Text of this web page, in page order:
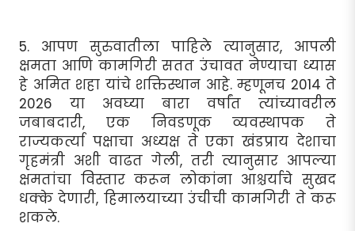
5. आपण सुरुवातीला पाहिले त्यानुसार, आपली
क्षमता आणि कामगिरी सतत उंचावत नेण्याचा ध्यास
हे अमित शहा यांचे शक्तिस्थान आहे. म्हणूनच 2014 ते
2026 या अवघ्या बारा वर्षांत त्यांच्यावरील
जबाबदारी, एक निवडणूक व्यवस्थापक ते
राज्यकर्त्या पक्षाचा अध्यक्ष ते एका खंडप्राय देशाचा
गृहमंत्री अशी वाढत गेली, तरी त्यानुसार आपल्या
क्षमतांचा विस्तार करून लोकांना आश्चर्याचे सुखद
धक्के देणारी, हिमालयाच्या उंचीची कामगिरी ते करू
शकले.